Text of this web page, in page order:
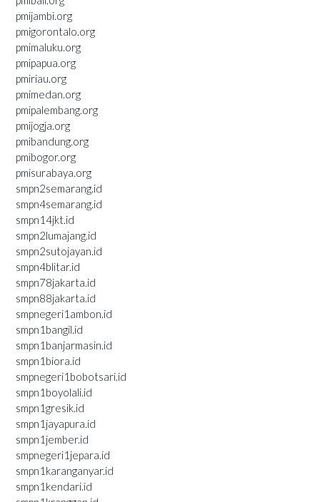
pmijambi.org
pmigorontalo.org
pmimaluku.org
pmipapua.org
pmiriau.org
pmimedan.org
pmipalembang.org
pmijogja.org
pmibandung.org
pmibogor.org
pmisurabaya.org
smpn2semarang.id
smpn4semarang.id
smpn14jkt.id
smpn2lumajang.id
smpn2sutojayan.id
smpn4blitar.id
smpn78jakarta.id
smpn88jakarta.id
smpnegeri1ambon.id
smpn1bangil.id
smpn1banjarmasin.id
smpn1biora.id
smpnegeri1bobotsari.id
smpn1boyolali.id
smpn1gresik.id
smpn1jayapura.id
smpn1jember.id
smpnegeri1jepara.id
smpn1karanganyar.id
smpn1kendari.id